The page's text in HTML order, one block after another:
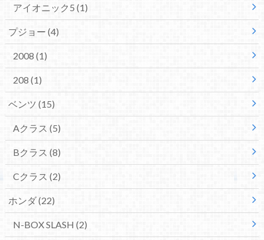
アイオニック5 (1)
プジョー (4)
2008 (1)
208 (1)
ベンツ (15)
Aクラス (5)
Bクラス (8)
Cクラス (2)
ホンダ(22)
N-BOX SLASH (2)